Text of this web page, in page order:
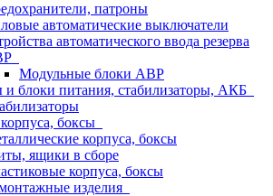
патроны
автоматические выключатели
автоматического ввода резерва
Модульные блоки АВР
блоки питания, стабилизаторы, АКБ
боксы
корпуса, боксы
ящики в сборе
корпуса, боксы
изделия